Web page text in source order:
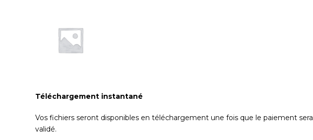
Téléchargement instantané
Vos fichiers seront disponibles en téléchargement une fois que le paiement sera
validé.